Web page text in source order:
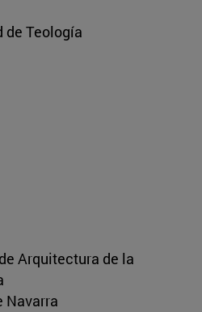
de Teología
Arquitectura de la
Navarra